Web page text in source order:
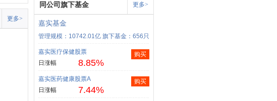
更多>
同公司旗下基金 更多>
嘉实基金
管理规模：10742.01亿 旗下基金：656只
嘉实医疗保健股票
日涨幅
8.85%
购买
嘉实医药健康股票A
日涨幅
7.44%
购买